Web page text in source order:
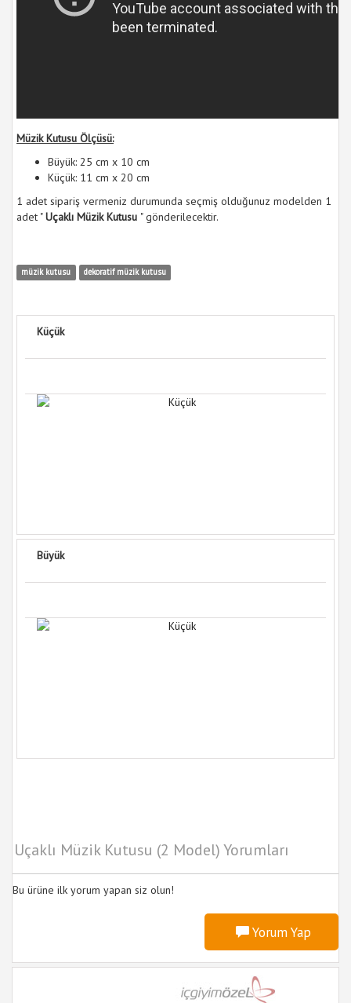
Müzik Kutusu Ölçüsü:
Büyük: 25 cm x 10 cm
Küçük: 11 cm x 20 cm
1 adet sipariş vermeniz durumunda seçmiş olduğunuz modelden 1
adet "Uçaklı Müzik Kutusu " gönderilecektir.
müzik kutusu dekoratif müzik kutusu
Küçük
Büyük
Uçaklı Müzik Kutusu (2 Model) Yorumları
Bu ürüne ilk yorum yapan siz olun!
Yorum Yap